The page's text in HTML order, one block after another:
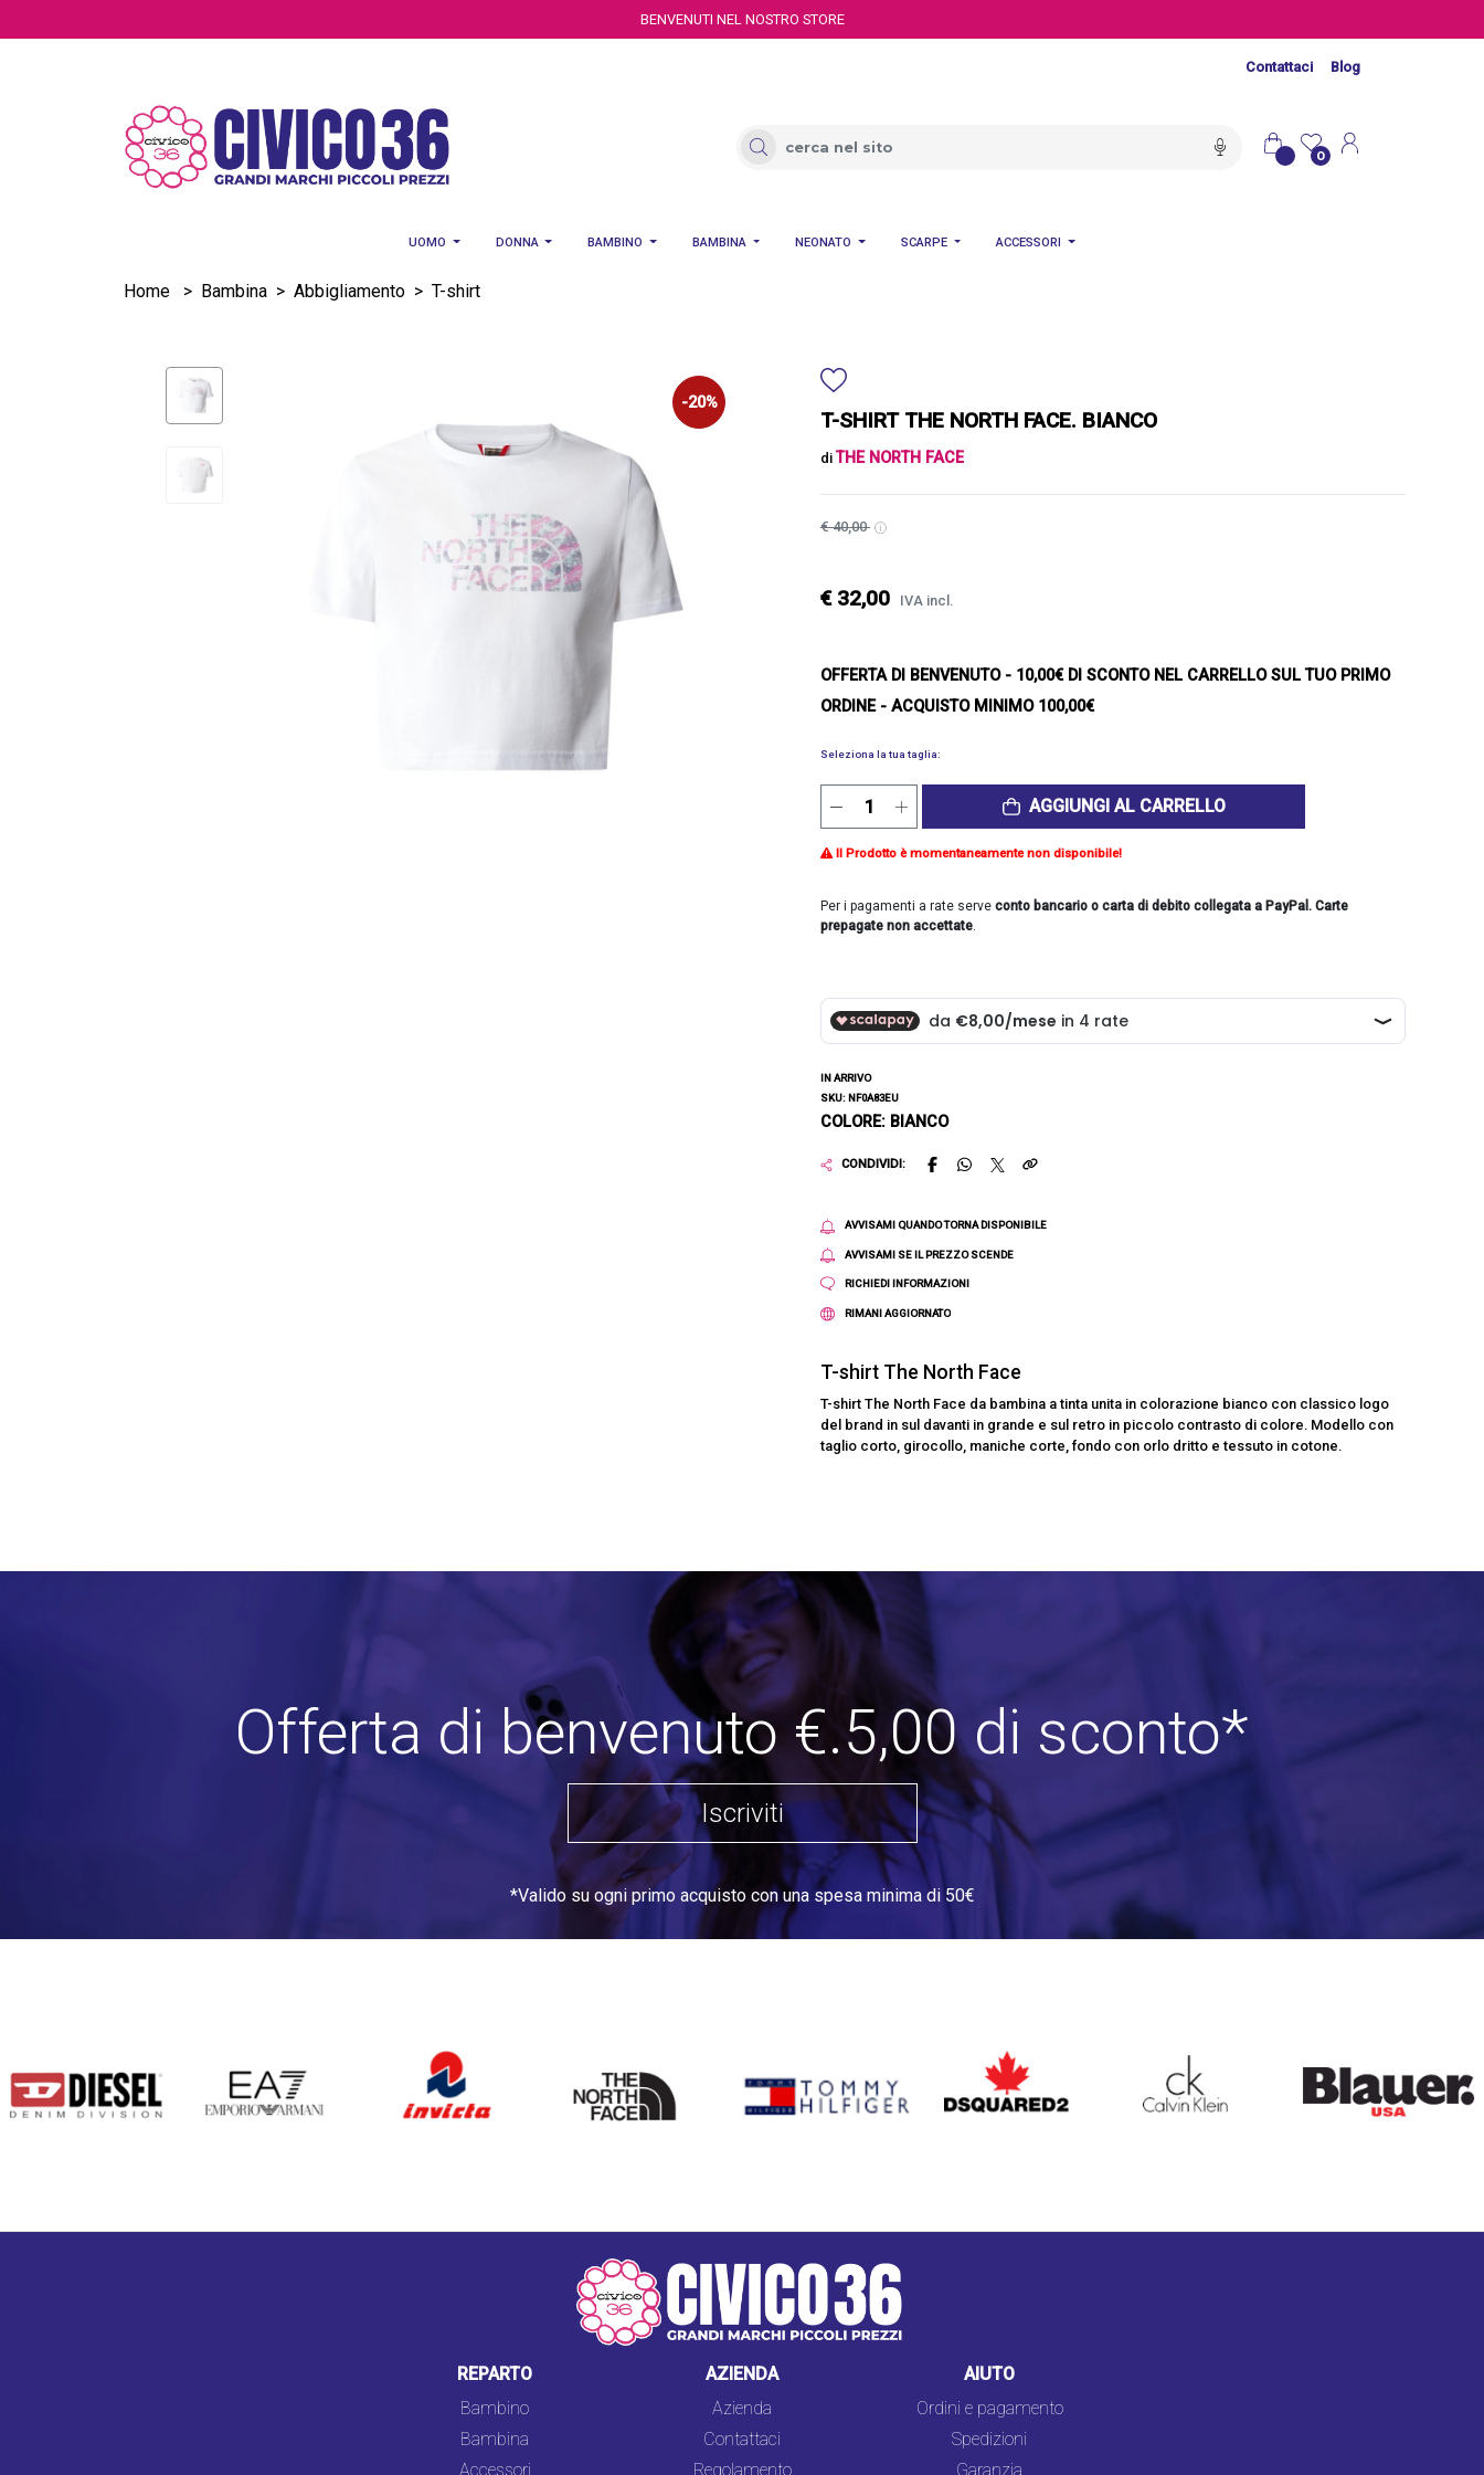
BENVENUTI NEL NOSTRO STORE
Contattaci Blog
0
UOMO DONNA BAMBINO BAMBINA NEONATO SCARPE ACCESSORI
Home > Bambina > Abbigliamento > T-shirt
-20%
T-SHIRT THE NORTH FACE. BIANCO
di THE NORTH FACE
€ 40,00
€ 32,00 IVA incl.
OFFERTA DI BENVENUTO- 10,00€ DI SCONTO NEL CARRELLO SUL TUO PRIMO
ORDINE - ACQUISTO MINIMO 100,00€
Seleziona la tua taglia:
AGGIUNGI AL CARRELLO
Il Prodotto è momentaneamente non disponibile!
Per i pagamenti a rate serve conto bancario o carta di debito collegata a PayPal. Carte
prepagate non accettate.
IN ARRIVO
SKU: NF0A83EU
COLORE: BIANCO
CONDIVIDI:
AVVISAMI QUANDO TORNA DISPONIBILE
AVVISAMI SE IL PREZZO SCENDE
RICHIEDI INFORMAZIONI
RIMANI AGGIORNATO
T-shirt The North Face
T-shirt The North Face da bambina a tinta unita in colorazione bianco con classico logo
del brand in sul davanti in grande e sul retro in piccolo contrasto di colore. Modello con
taglio corto, girocollo, maniche corte, fondo con orlo dritto e tessuto in cotone.
Offerta di benvenuto €.5,00 di sconto*
Iscriviti
*Valido su ogni primo acquisto con una spesa minima di 50€
INVICTA
NORTH
FACE
DSQUARED2 CALVIN KLEIN
REPARTO
Bambino
Bambina
Accessori
AZIENDA
Azienda
Contattaci
Regolamento
AIUTO
Ordini e pagamento
Spedizioni
Garanzia